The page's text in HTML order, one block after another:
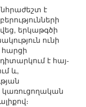
է
երկաթգծի
ունի
է հայ-
և,
կառուցողական